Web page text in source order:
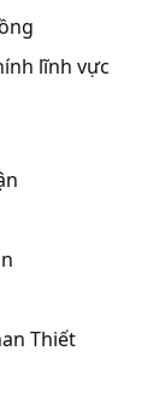
án, Sổ
vụ “Bảo
hóa
sinh
vụ tháo
lĩnh vực
Thiết